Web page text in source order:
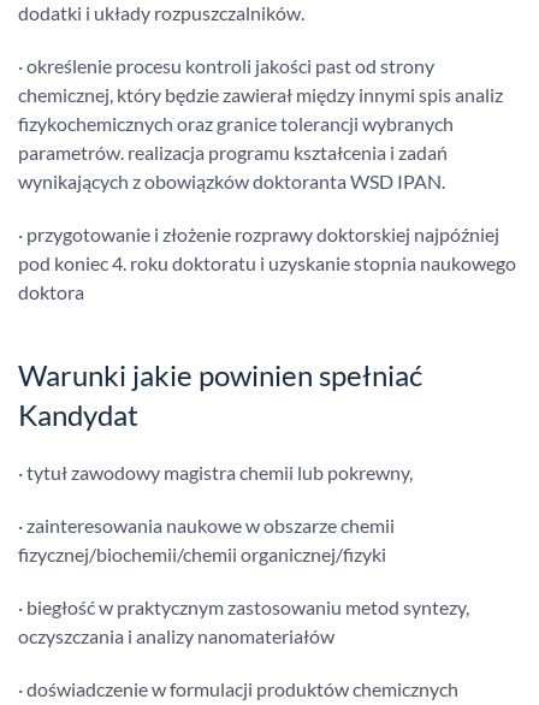
dodatki i układy rozpuszczalników.
· określenie procesu kontroli jakości past od strony
chemicznej, który będzie zawierał między innymi spis analiz
fizykochemicznych oraz granice tolerancji wybranych
parametrów. realizacja programu kształcenia i zadań
wynikających z obowiązków doktoranta WSD IPAN.
· przygotowanie i złożenie rozprawy doktorskiej najpóźniej
pod koniec 4. roku doktoratu i uzyskanie stopnia naukowego
doktora
Warunki jakie powinien spełniać
Kandydat
· tytuł zawodowy magistra chemii lub pokrewny,
· zainteresowania naukowe w obszarze chemii
fizycznej/biochemii/chemii organicznej/fizyki
· biegłość w praktycznym zastosowaniu metod syntezy,
oczyszczania i analizy nanomateriałów
· doświadczenie w formulacji produktów chemicznych